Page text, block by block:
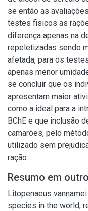
se então as
testes fisicos as
diferença apenas na
repeletizadas sendo
afetada, para os
apenas menor
se concluir que os
apresentam maior
como a ideal para a
BChE e que inclusão
camarões, pelo
utilizado sem
ração.
Resumo em
Litopenaeus
species in the world,